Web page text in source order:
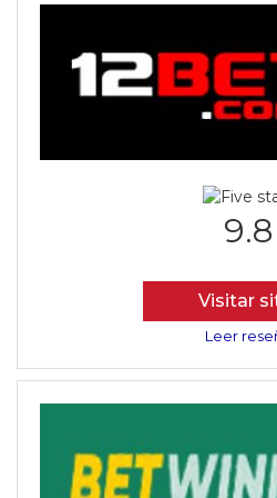
9.8
Visitar
Leer